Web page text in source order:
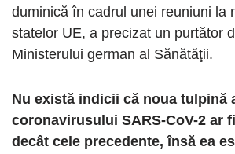
duminică în cadrul unei reuniuni la
statelor UE, a precizat un purtător
Ministerului german al Sănătăţii.
Nu există indicii că noua tulpină
coronavirusului SARS-CoV-2 ar
decât cele precedente, însă ea